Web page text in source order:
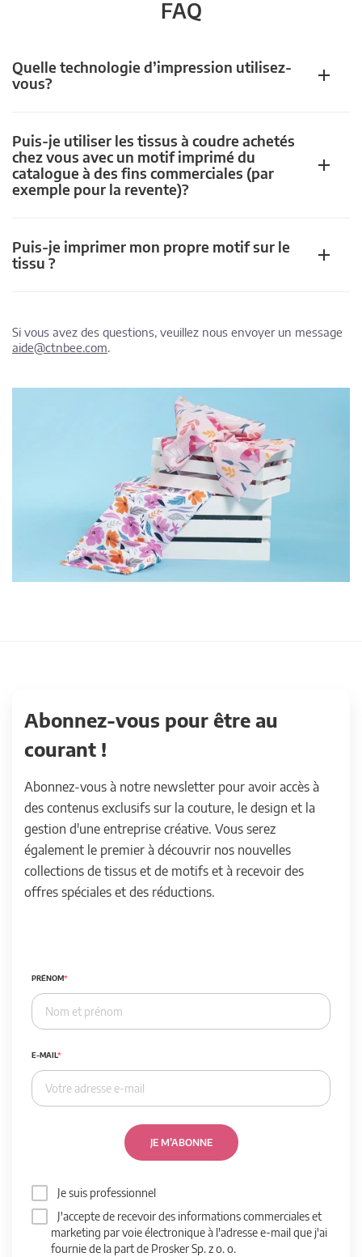
FAQ
Quelle technologie d’impression utilisez-
vous?
Puis-je utiliser les tissus à coudre achetés
chez vous avec un motif imprimé du
catalogue à des fins commerciales (par
exemple pour la revente)?
Puis-je imprimer mon propre motif sur le
tissu ?
Si vous avez des questions, veuillez nous envoyer un message
aide@ctnbee.com.
Abonnez-vous pour être au
courant !
Abonnez-vous à notre newsletter pour avoir accès à
des contenus exclusifs sur la couture, le design et la
gestion d'une entreprise créative. Vous serez
également le premier à découvrir nos nouvelles
collections de tissus et de motifs et à recevoir des
offres spéciales et des réductions.
PRÉNOM
E-MAIL
JE M’ABONNE
Je suis professionnel
J'accepte de recevoir des informations commerciales et
marketing par voie électronique à l'adresse e-mail que j'ai
fournie de la part de Prosker Sp. z o. o.